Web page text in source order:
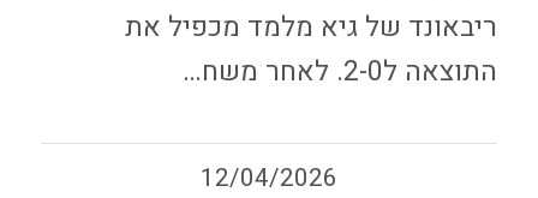
ריבאונד של גיא מלמד מכפיל את
התוצאה ל2-0. לאחר משח…
12/04/2026